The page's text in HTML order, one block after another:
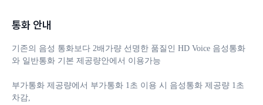
통화 안내
기존의 음성 통화보다 2배가량 선명한 품질인 HD Voice 음성통화
와 일반통화 기본 제공량안에서 이용가능
부가통화 제공량에서 부가통화 1초 이용 시 음성통화 제공량 1초
차감,